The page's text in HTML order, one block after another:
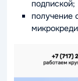
подпиской;
получение